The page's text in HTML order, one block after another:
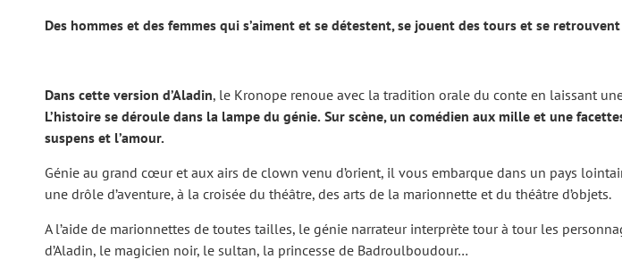
Des hommes et des femmes qui s’aiment et se détestent, se jouent des tours et se
Dans cette version d’Aladin, le Kronope renoue avec la tradition orale du conte en laissant
L’histoire se déroule dans la lampe du génie. Sur scène, un comédien aux mille et une
suspens et l’amour.
Génie au grand cœur et aux airs de clown venu d’orient, il vous embarque dans un pays
une drôle d’aventure, à la croisée du théâtre, des arts de la marionnette et du théâtre d’objets.
A l’aide de marionnettes de toutes tailles, le génie narrateur interprète tour à tour les
d’Aladin, le magicien noir, le sultan, la princesse de Badroulboudour…